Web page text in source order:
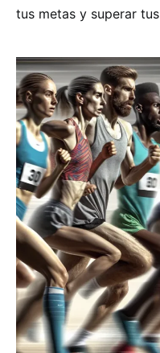
tus metas y superar